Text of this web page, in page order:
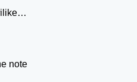
note